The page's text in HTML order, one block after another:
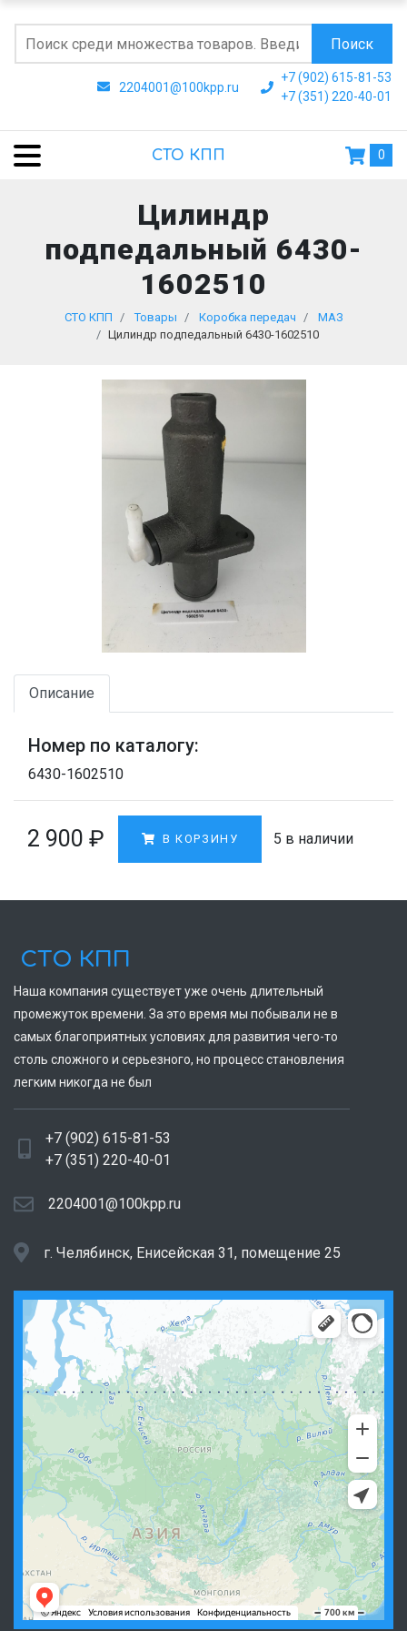
2204001@100kpp.ru
+7 (902) 615-81-53
+7 (351) 220-40-01
Поиск
СТО КПП 0
Цилиндр
подпедальный 6430-
1602510
СТО КПП Товары Коробка передач
МАЗ
Цилиндр подпедальный 6430-1602510
Описание
Номер по каталогу:
6430-1602510
2 900 ₽ В КОРЗИНУ 5 в наличии
СТО КПП
Наша компания существует уже очень длительный
промежуток времени. За это время мы побывали не в
самых благоприятных условиях для развития чего-то
столь сложного и серьезного, но процесс становления
легким никогда не был
+7 (902) 615-81-53
+7 (351) 220-40-01
2204001@100kpp.ru
г. Челябинск, Енисейская 31, помещение 25